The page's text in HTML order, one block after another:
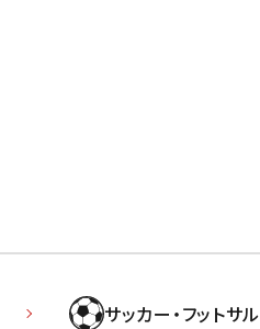
サッカー・フットサル